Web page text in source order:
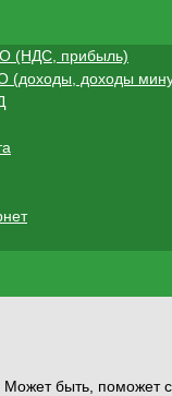
(НДС, прибыль)
(доходы, доходы
быть, поможет